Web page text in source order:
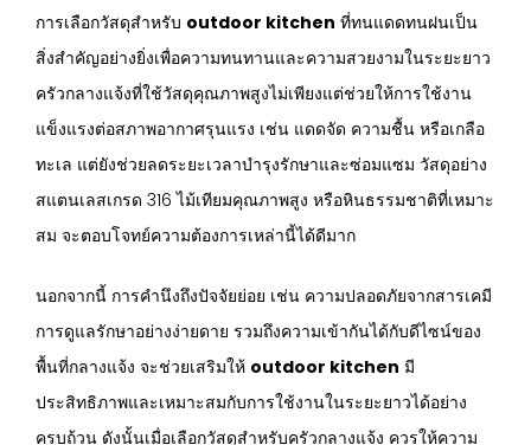
การเลือกวัสดุสำหรับ outdoor kitchen ที่ทนแดดทนฝนเป็น
สิ่งสำคัญอย่างยิ่งเพื่อความทนทานและความสวยงามในระยะยาว
ครัวกลางแจ้งที่ใช้วัสดุคุณภาพสูงไม่เพียงแต่ช่วยให้การใช้งาน
แข็งแรงต่อสภาพอากาศรุนแรง เช่น แดดจัด ความชื้น หรือเกลือ
ทะเล แต่ยังช่วยลดระยะเวลาบำรุงรักษาและซ่อมแซม วัสดุอย่าง
สแตนเลสเกรด 316 ไม้เทียมคุณภาพสูง หรือหินธรรมชาติที่เหมาะ
สม จะตอบโจทย์ความต้องการเหล่านี้ได้ดีมาก
นอกจากนี้ การคำนึงถึงปัจจัยย่อย เช่น ความปลอดภัยจากสารเคมี
การดูแลรักษาอย่างง่ายดาย รวมถึงความเข้ากันได้กับดีไซน์ของ
พื้นที่กลางแจ้ง จะช่วยเสริมให้ outdoor kitchen มี
ประสิทธิภาพและเหมาะสมกับการใช้งานในระยะยาวได้อย่าง
ครบถ้วน ดังนั้นเมื่อเลือกวัสดุสำหรับครัวกลางแจ้ง ควรให้ความ